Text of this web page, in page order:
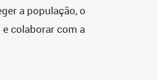
a população, o
colaborar com a